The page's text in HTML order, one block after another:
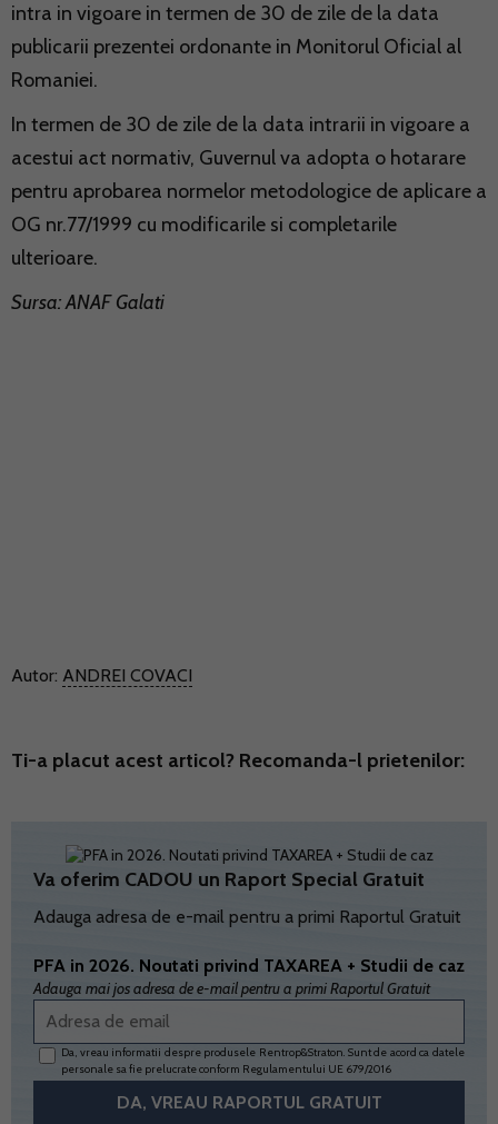
intra in vigoare in termen de 30 de zile de la data
publicarii prezentei ordonante in Monitorul Oficial al
Romaniei.
In termen de 30 de zile de la data intrarii in vigoare a
acestui act normativ, Guvernul va adopta o hotarare
pentru aprobarea normelor metodologice de aplicare a
OG nr.77/1999 cu modificarile si completarile
ulterioare.
Sursa: ANAF Galati
Autor: ANDREI COVACI
Ti-a placut acest articol? Recomanda-l prietenilor:
Va oferim CADOU un Raport Special Gratuit
Adauga adresa de e-mail pentru a primi Raportul Gratuit
PFA in 2026. Noutati privind TAXAREA + Studii de caz
Adauga mai jos adresa de e-mail pentru a primi Raportul Gratuit
Da, vreau informatii despre produsele Rentrop&Straton. Sunt de acord ca datele
personale sa fie prelucrate conform Regulamentului UE 679/2016